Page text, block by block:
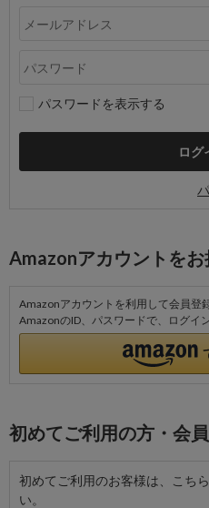
パスワードを表示する
Amazonアカウントを
Amazonアカウントを利用して会員登
AmazonのID、パスワードで、ログイ
初めてご利用の方・会
初めてご利用のお客様は、こち
い。